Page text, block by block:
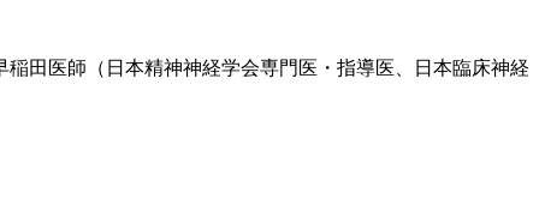
田医師（日本精神神経学会専門医・指導医、日本臨床神経